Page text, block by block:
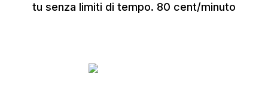
tu senza limiti di tempo. 80 cent/minuto